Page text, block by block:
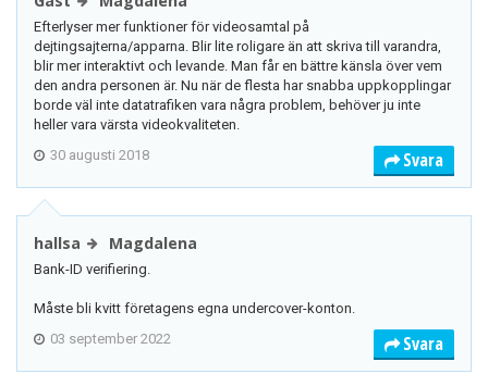
Efterlyser mer funktioner för videosamtal på
dejtingsajterna/apparna. Blir lite roligare än att skriva till varandra,
blir mer interaktivt och levande. Man får en bättre känsla över vem
den andra personen är. Nu när de flesta har snabba uppkopplingar
borde väl inte datatrafiken vara några problem, behöver ju inte
heller vara värsta videokvaliteten.
30 augusti 2018
Svara
hallsa Magdalena
Bank-ID verifiering.
Måste bli kvitt företagens egna undercover-konton.
03 september 2022
Svara